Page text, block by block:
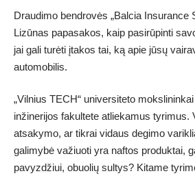
Draudimo bendrovės „Balcia Insurance
Lizūnas papasakos, kaip pasirūpinti
jai gali turėti įtakos tai, ką apie jūsų
automobilis.
„Vilnius TECH“ universiteto
inžinerijos fakultete atliekamus tyrimus.
atsakymo, ar tikrai vidaus degimo
galimybė važiuoti yra naftos produktai,
pavyzdžiui, obuolių sultys? Kitame